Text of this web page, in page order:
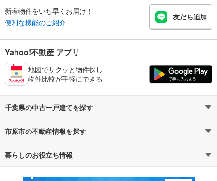
新着物件をいち早くお届け！
便利な機能のご紹介
友だち追加
Yahoo!不動産 アプリ
地図でサクッと物件探し
物件比較が手軽にできる
千葉県の中古一戸建てを探す
路線・駅から探す
通勤・通学時間から探す
市原市の不動産情報を探す
不動産・住宅
暮らしのお役立ち情報